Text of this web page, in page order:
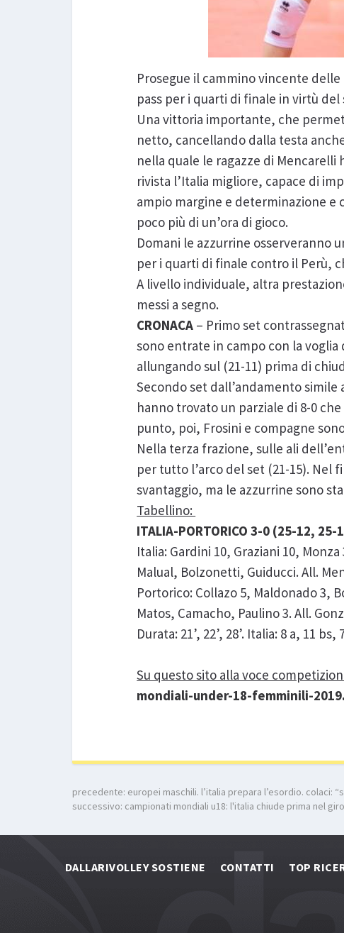
Prosegue il cammino vincente
pass per i quarti di finale in virtù del
Una vittoria importante, che
netto, cancellando dalla testa
nella quale le ragazze di
rivista l’Italia migliore, capace di
ampio margine e determinazione e
poco più di un’ora di gioco.
Domani le azzurrine osserveranno
per i quarti di finale contro il Perù,
A livello individuale, altra
messi a segno.
CRONACA – Primo set
sono entrate in campo con la
allungando sul (21-11) prima di
Secondo set dall’andamento
hanno trovato un parziale di 8-0
punto, poi, Frosini e compagne
Nella terza frazione, sulle ali
per tutto l’arco del set (21-15). Nel
svantaggio, ma le azzurrine sono
Tabellino:
ITALIA-PORTORICO 3-0 (25-12, 25-
Italia: Gardini 10, Graziani 10,
Malual, Bolzonetti, Guiducci. All.
Portorico: Collazo 5, Maldonado 3,
Matos, Camacho, Paulino 3. All.
Durata: 21’, 22’, 28’. Italia: 8 a, 11
Su questo sito alla voce
mondiali-under-18-femminili-
precedente: europei maschili. l’italia prepara l’esordio. colaci:
successivo: campionati mondiali u18: l'italia chiude prima nel
DALLARIVOLLEY SOSTIENE CONTATTI TOP